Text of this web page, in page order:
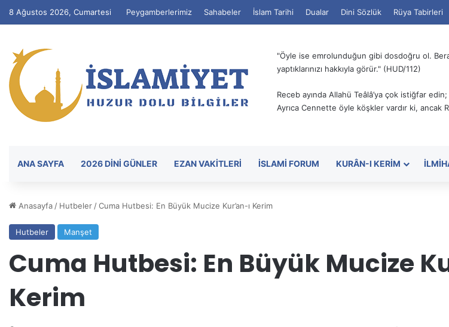
8 Ağustos 2026, Cumartesi Peygamberlerimiz Sahabeler İslam Tarihi Dualar Dini Sözlük Rüya Tabirleri
"Öyle ise emrolunduğun gibi dosdoğru ol.
yaptıklarınızı hakkıyla görür." (HUD/112)
Receb ayında Allahü Teâlâ’ya çok istiğfar
Ayrıca Cennette öyle köşkler vardır ki, ancak
ANA SAYFA 2026 DİNİ GÜNLER EZAN VAKITLERI İSLAMI FORUM KURÂN-I KERIM
Anasayfa / Hutbeler /Cuma Hutbesi: En Büyük Mucize Kur’an-ı Kerim
Hutbeler Manşet
Cuma Hutbesi: En Büyük Mucize
Kerim